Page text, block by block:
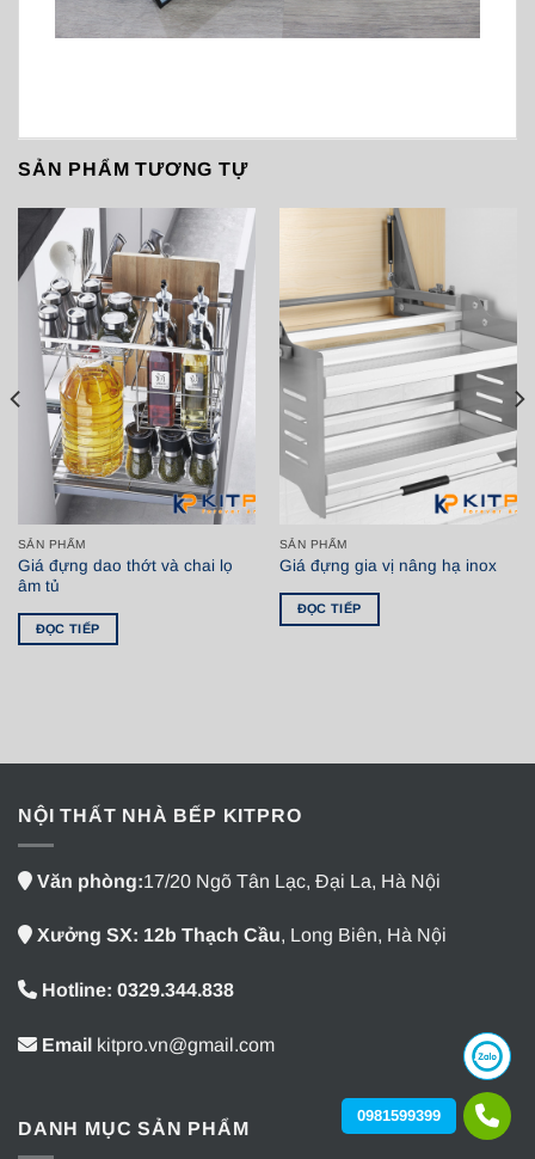
SẢN PHẨM TƯƠNG TỰ
SẢN PHẨM
Giá đựng dao thớt và chai lọ
âm tủ
ĐỌC TIẾP
SẢN PHẨM
Giá đựng gia vị nâng hạ inox
ĐỌC TIẾP
NỘI THẤT NHÀ BẾP KITPRO
Văn phòng:17/20 Ngõ Tân Lạc, Đại La, Hà Nội
Xưởng SX: 12b Thạch Cầu, Long Biên, Hà Nội
Hotline: 0329.344.838
Email kitpro.vn@gmail.com
DANH MỤC SẢN PHẨM
0981599399